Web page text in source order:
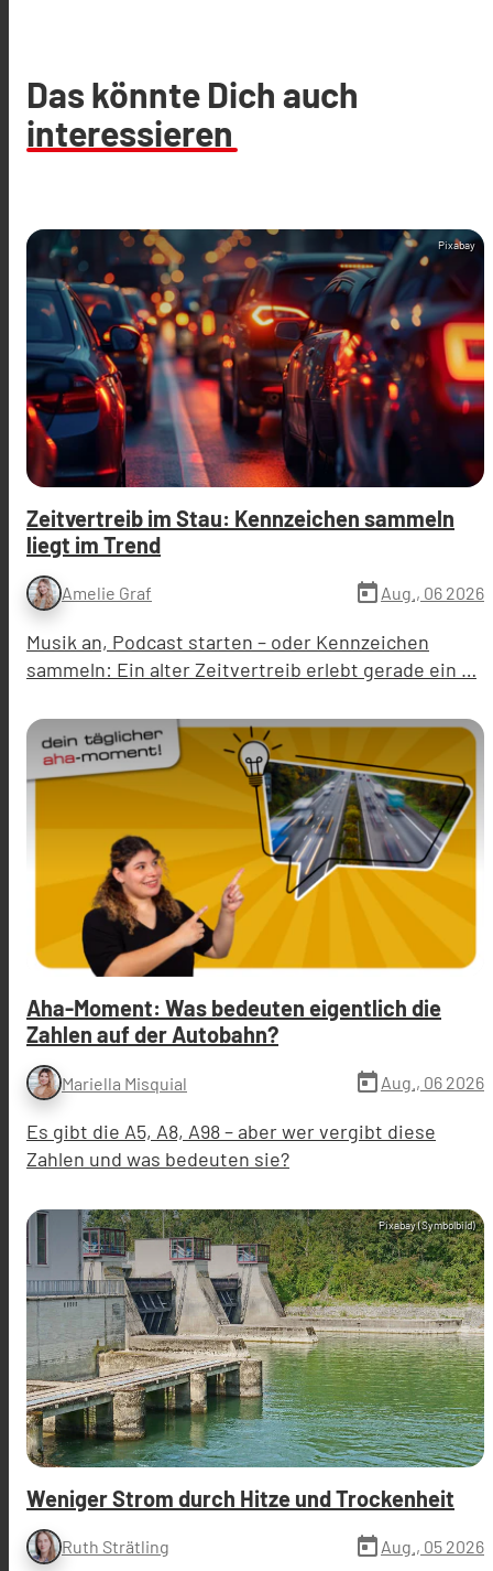
Das könnte Dich auch
interessieren
Pixabay
Zeitvertreib im Stau: Kennzeichen sammeln
liegt im Trend
Amelie Graf today Aug., 06 2026
Musik an, Podcast starten – oder Kennzeichen
sammeln: Ein alter Zeitvertreib erlebt gerade ein …
Aha-Moment: Was bedeuten eigentlich die
Zahlen auf der Autobahn?
Mariella Misquial today Aug., 06 2026
Es gibt die A5, A8, A98 – aber wer vergibt diese
Zahlen und was bedeuten sie?
Pixabay (Symbolbild)
Weniger Strom durch Hitze und Trockenheit
Ruth Strätling today Aug., 05 2026